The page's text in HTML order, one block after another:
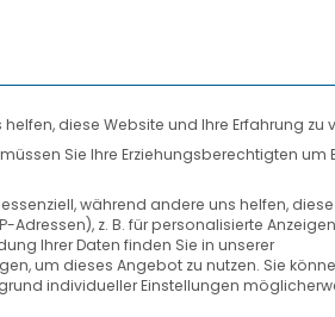
SYSTEMPARTNER
diese Website und Ihre Erfahrung zu
Sie Ihre Erziehungsberechtigten um
während andere uns helfen,
Adressen), z. B. für personalisierte
Ihrer Daten finden Sie in unserer
um dieses Angebot zu nutzen. Sie
individueller Einstellungen